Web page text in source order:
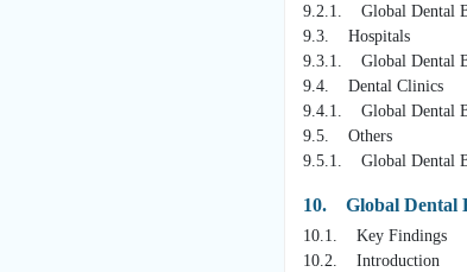
9.2.1. Global Dental
9.3. Hospitals
9.3.1. Global Dental
9.4. Dental Clinics
9.4.1. Global Dental
9.5. Others
9.5.1. Global Dental
10. Global Dental
10.1. Key Findings
10.2. Introduction